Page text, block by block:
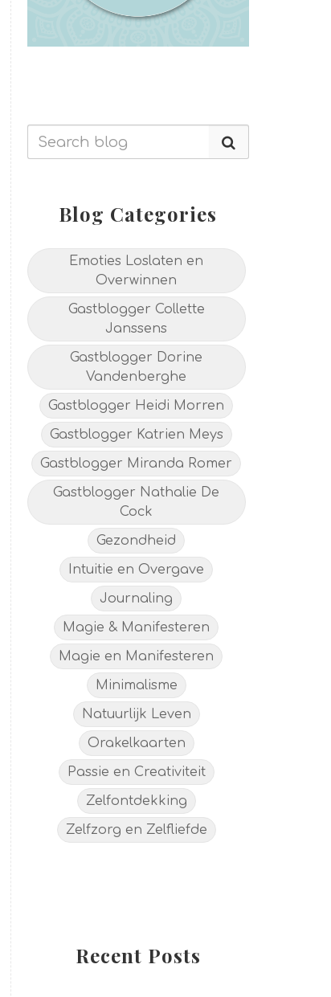
Blog Categories
Emoties Loslaten en
Overwinnen
Gastblogger Collette
Janssens
Gastblogger Dorine
Vandenberghe
Gastblogger Heidi Morren
Gastblogger Katrien Meys
Gastblogger Miranda Romer
Gastblogger Nathalie De
Cock
Gezondheid
Intuitie en Overgave
Journaling
Magie & Manifesteren
Magie en Manifesteren
Minimalisme
Natuurlijk Leven
Orakelkaarten
Passie en Creativiteit
Zelfontdekking
Zelfzorg en Zelfliefde
Recent Posts